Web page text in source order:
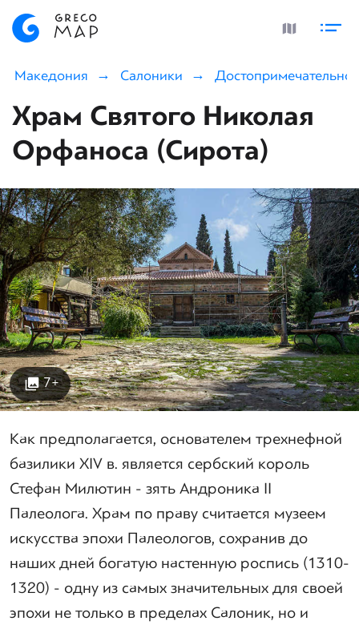
Македония Салоники
Храм Святого Николая
Орфаноса (Сирота)
7+
Как предполагается, основателем трехнефной
базилики XIV в. является сербский король
Стефан Милютин - зять Андроника II
Палеолога. Храм по праву считается музеем
искусства эпохи Палеологов, сохранив до
наших дней богатую настенную роспись (1310-
1320) - одну из самых значительных для своей
эпохи не только в пределах Салоник, но и